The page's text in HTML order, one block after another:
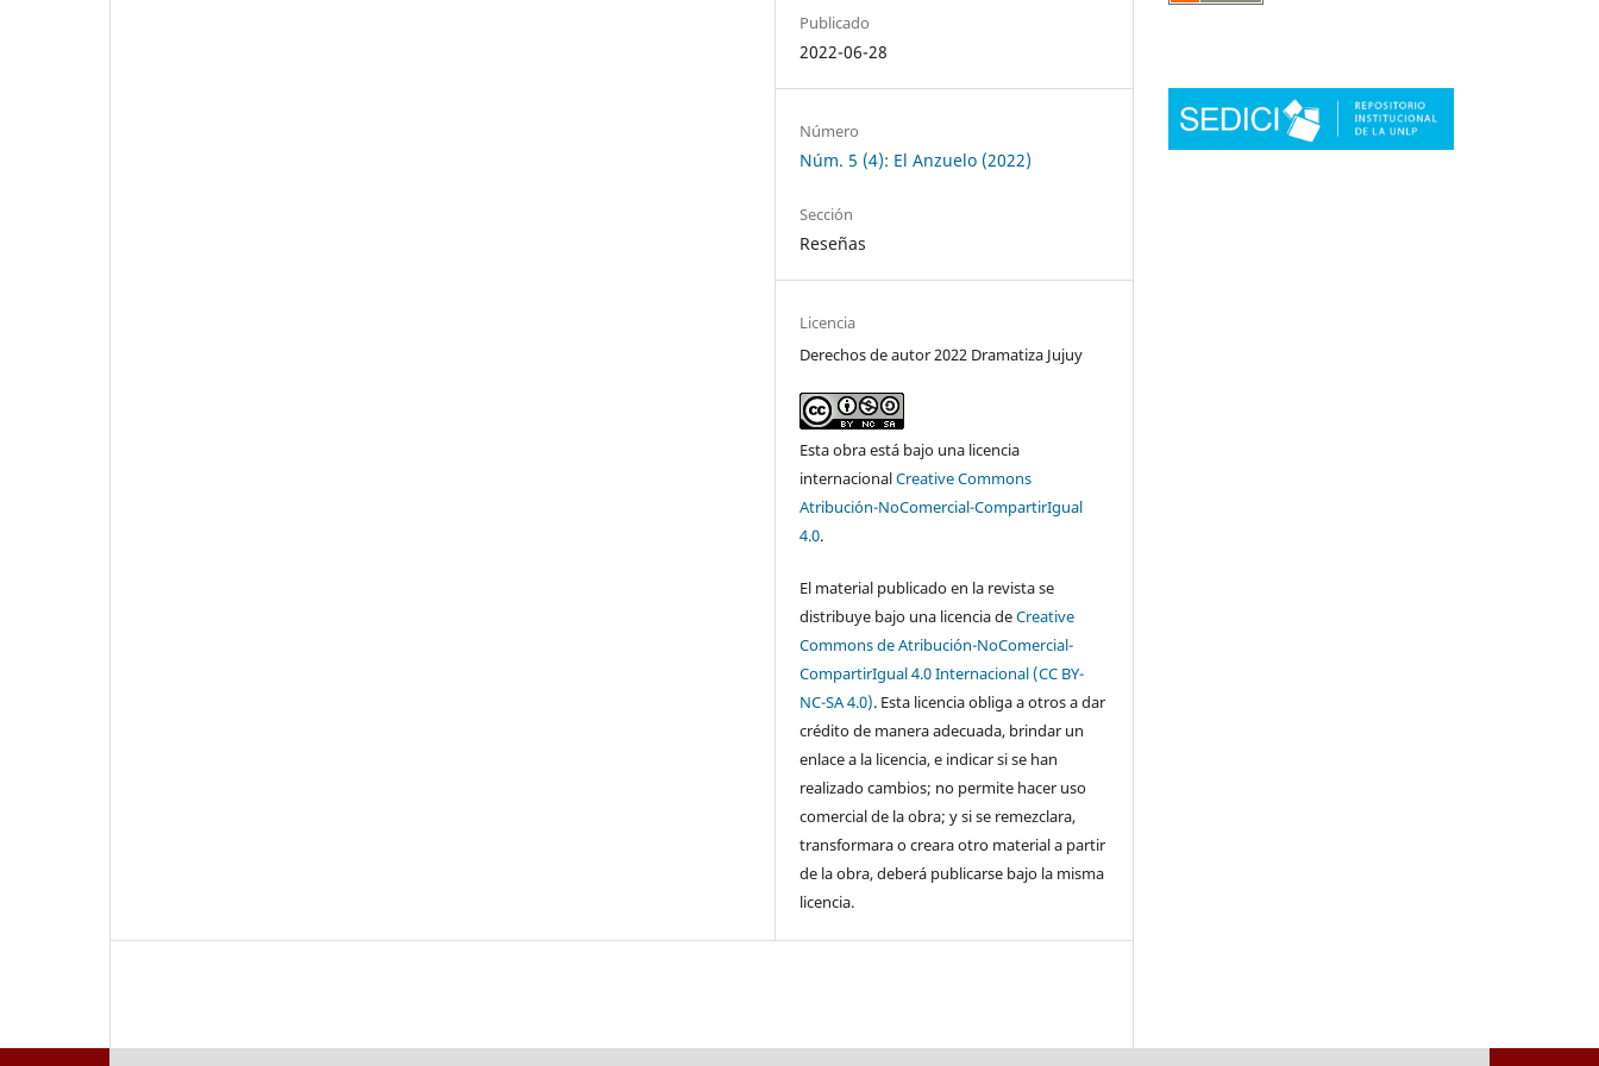
Publicado
2022-06-28
Número
Núm. 5 (4): El Anzuelo (2022)
Sección
Reseñas
Licencia
Derechos de autor 2022 Dramatiza Jujuy
Esta obra está bajo una licencia
internacionalCreative Commons
Atribución-NoComercial-CompartirIgual
4.0.
El material publicado en la revista se
distribuye bajo una licencia deCreative
Commons de Atribución-NoComercial-
CompartirIgual 4.0 Internacional (CC BY-
NC-SA 4.0). Esta licencia obliga a otros a dar
crédito de manera adecuada, brindar un
enlace a la licencia, e indicar si se han
realizado cambios; no permite hacer uso
comercial de la obra; y si se remezclara,
transformara o creara otro material a partir
de la obra, deberá publicarse bajo la misma
licencia.